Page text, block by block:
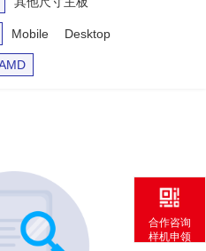
Mobile Desktop
合作咨询
样机申领